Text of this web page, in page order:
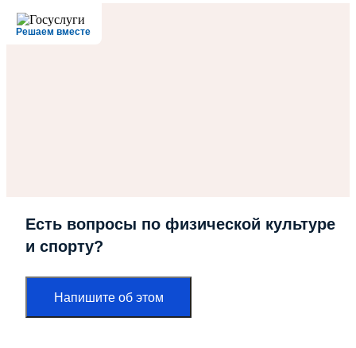
Решаем вместе
Есть вопросы по физической культуре
и спорту?
Напишите об этом